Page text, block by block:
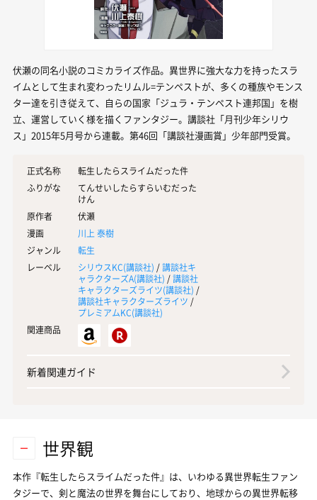
伏瀬の同名小説のコミカライズ作品。異世界に強大な力を持ったスラ
イムとして生まれ変わったリムル=テンペストが、多くの種族やモンス
ター達を引き従えて、自らの国家「ジュラ・テンペスト連邦国」を樹
立、運営していく様を描くファンタジー。講談社「月刊少年シリウ
ス」2015年5月号から連載。第46回「講談社漫画賞」少年部門受賞。
正式名称
転生したらスライムだった件
ふりがな
てんせいしたらすらいむだった
けん
原作者
伏瀬
漫画
川上 泰樹
ジャンル
転生
レーベル
シリウスKC(講談社) /講談社キ
ャラクターズA(講談社) /講談社
キャラクターズライツ(講談社) /
講談社キャラクターズライツ /
プレミアムKC(講談社)
関連商品
新着関連ガイド
世界観
本作『転生したらスライムだった件』は、いわゆる異世界転生ファン
タジーで、剣と魔法の世界を舞台にしており、地球からの異世界転移